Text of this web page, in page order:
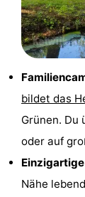
Spielplätze
Spielplätze
Experiences
Wellness-
&
Natur
bildet das
Grünen.
oder auf
Nähe